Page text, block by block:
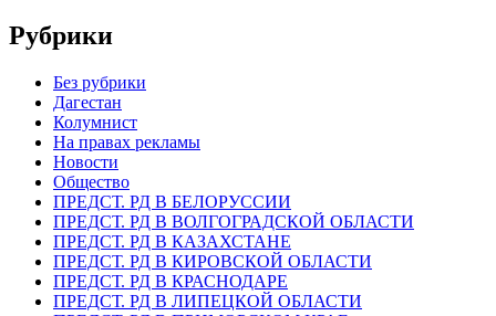
Рубрики
Без рубрики
Дагестан
Колумнист
На правах рекламы
Новости
Общество
ПРЕДСТ. РД В БЕЛОРУССИИ
ПРЕДСТ. РД В ВОЛГОГРАДСКОЙ ОБЛАСТИ
ПРЕДСТ. РД В КАЗАХСТАНЕ
ПРЕДСТ. РД В КИРОВСКОЙ ОБЛАСТИ
ПРЕДСТ. РД В КРАСНОДАРЕ
ПРЕДСТ. РД В ЛИПЕЦКОЙ ОБЛАСТИ